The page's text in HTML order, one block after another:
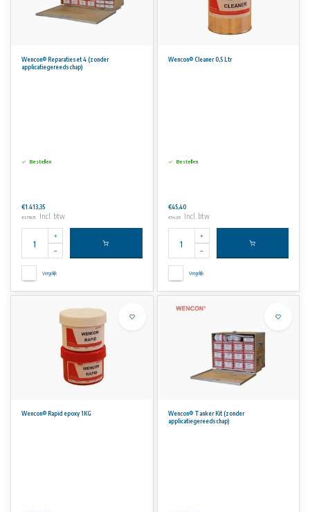
Wencon® Reparatieset 4 (zonder
applicatiegereedschap)
Bestellen
€1.413,35
€1.710,15 Incl. btw
Vergelijk
Wencon® Cleaner 0,5 Ltr
Bestellen
€45,40
€54,93 Incl. btw
Vergelijk
Wencon® Rapid epoxy 1KG
Wencon® Tanker Kit (zonder
applicatiegereedschap)